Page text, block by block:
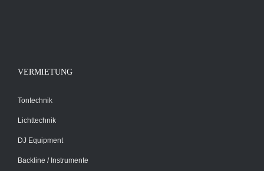
VERMIETUNG
Tontechnik
Lichttechnik
DJ Equipment
Backline / Instrumente